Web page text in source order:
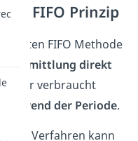
FIFO Prinzip
FIFO Methode
direkt
Güter verbraucht
während der Periode.
Verfahren kann